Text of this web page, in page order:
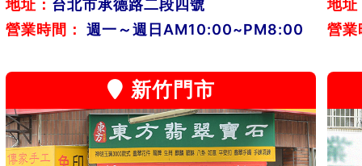
地址： 台北市承德路二段四號
營業時間：
週一～週日AM10:00~PM8:00
地址
營業
新竹門市